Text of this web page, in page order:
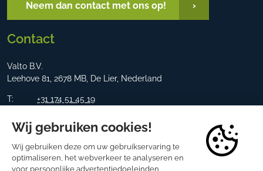
Neem dan contact met ons op!
Contact
Valto B.V.
Leehove 81, 2678 MB, De Lier, Nederland
T:
+31 174 51 45 19
LinkedInInstagramFacebook